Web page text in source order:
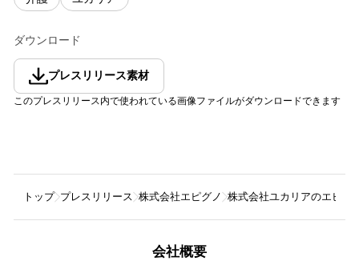
ダウンロード
プレスリリース素材
このプレスリリース内で使われている画像ファイルがダウンロードできます
トップ プレスリリース 株式会社エピグノ 株式会社ユカリアのエピグ
会社概要